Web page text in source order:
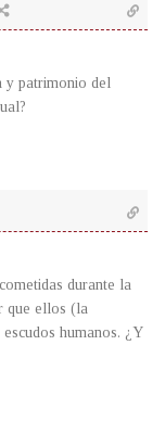
y patrimonio del
durante la
que ellos (la
humanos. ¿Y